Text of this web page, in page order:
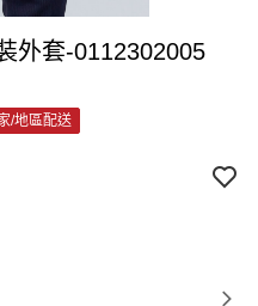
外套-0112302005
/地區配送